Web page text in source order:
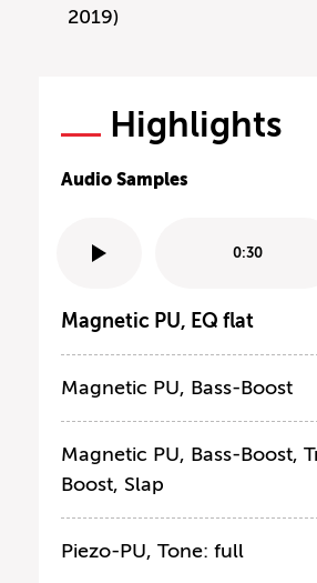
2019)
Highlights
Audio Samples
0:30
Magnetic PU, EQ flat
Magnetic PU, Bass-Boost
Magnetic PU, Bass-Boost,
Boost, Slap
Piezo-PU, Tone: full